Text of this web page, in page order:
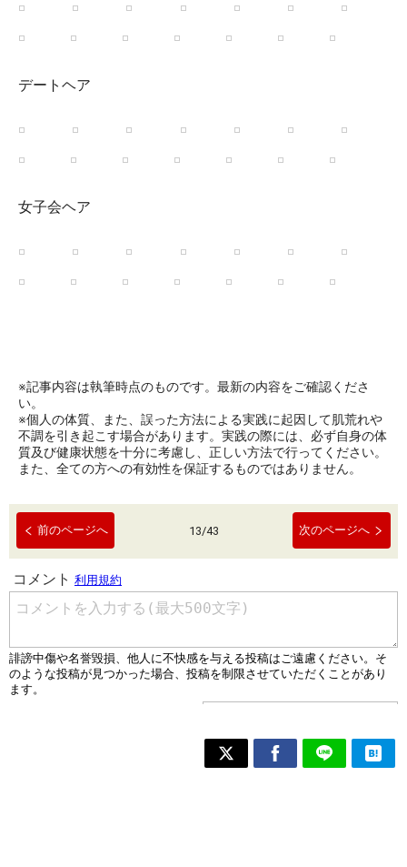
デートヘア
女子会ヘア
※記事内容は執筆時点のものです。最新の内容をご確認くださ
い。
※個人の体質、また、誤った方法による実践に起因して肌荒れや
不調を引き起こす場合があります。実践の際には、必ず自身の体
質及び健康状態を十分に考慮し、正しい方法で行ってください。
また、全ての方への有効性を保証するものではありません。
前のページへ 13/43 次のページへ